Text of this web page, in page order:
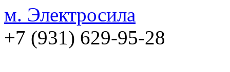
м. Электросила
+7 (931) 629-95-28